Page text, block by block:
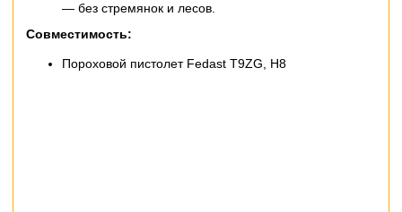
— без стремянок и лесов.
Совместимость:
Пороховой пистолет Fedast T9ZG, H8